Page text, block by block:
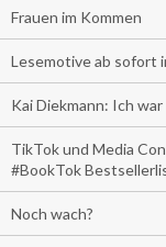
Frauen im Kommen
Lesemotive ab sofort
Kai Diekmann: Ich war
TikTok und Media
#BookTok
Noch wach?